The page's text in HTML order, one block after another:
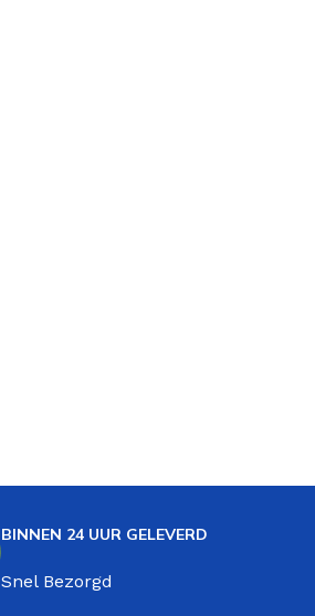
BINNEN 24 UUR GELEVERD
Snel Bezorgd